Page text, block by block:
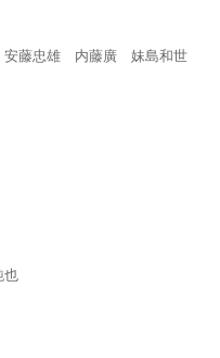
藤忠雄 内藤廣 妹島和世